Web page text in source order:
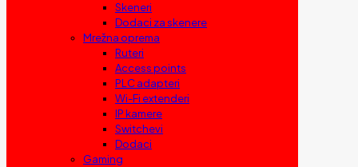
Skeneri
Dodaci za skenere
Mrežna oprema
Ruteri
Access points
PLC adapteri
Wi-Fi extenderi
IP kamere
Switchevi
Dodaci
Gaming